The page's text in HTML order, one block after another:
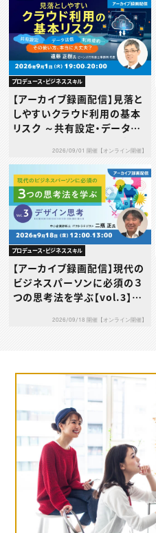
プロデュース・ビジネススキル
【アーカイブ録画配信】見落と
しやすいクラウド利用の基本
リスク ～共有設定・データ送
当に大丈夫？～2026/09/01 開催【オンライン開催】
プロデュース・ビジネススキル
【アーカイブ録画配信】現代の
ビジネスパーソンに必須の３
つの思考法を学ぶ【vol.3】デ
2026/09/18 開催【オンライン開催】